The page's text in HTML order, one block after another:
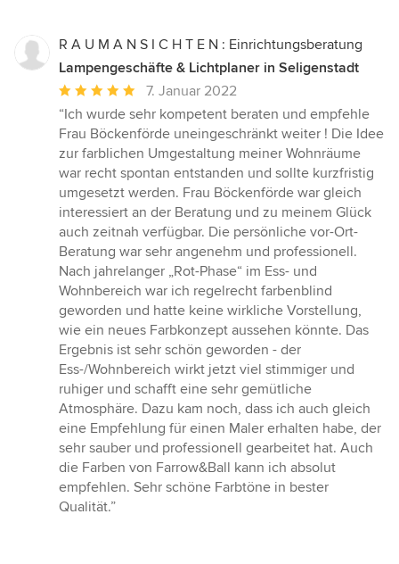
R A U M A N S I C H T E N : Einrichtungsberatung
Lampengeschäfte & Lichtplaner in Seligenstadt
Durchschnittliche
Bewertung:
5
von
5
Sternen
7. Januar 2022
“Ich wurde sehr kompetent beraten und empfehle
Frau Böckenförde uneingeschränkt weiter ! Die Idee
zur farblichen Umgestaltung meiner Wohnräume
war recht spontan entstanden und sollte kurzfristig
umgesetzt werden. Frau Böckenförde war gleich
interessiert an der Beratung und zu meinem Glück
auch zeitnah verfügbar. Die persönliche vor-Ort-
Beratung war sehr angenehm und professionell.
Nach jahrelanger „Rot-Phase“ im Ess- und
Wohnbereich war ich regelrecht farbenblind
geworden und hatte keine wirkliche Vorstellung,
wie ein neues Farbkonzept aussehen könnte. Das
Ergebnis ist sehr schön geworden - der
Ess-/Wohnbereich wirkt jetzt viel stimmiger und
ruhiger und schafft eine sehr gemütliche
Atmosphäre. Dazu kam noch, dass ich auch gleich
eine Empfehlung für einen Maler erhalten habe, der
sehr sauber und professionell gearbeitet hat. Auch
die Farben von Farrow&Ball kann ich absolut
empfehlen. Sehr schöne Farbtöne in bester
Qualität.”